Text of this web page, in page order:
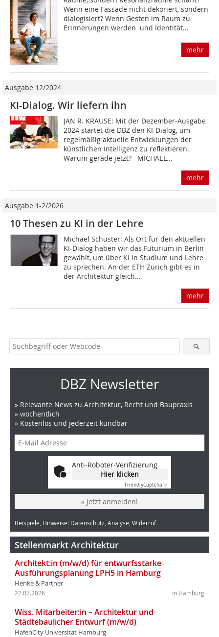
Wenn eine Fassade nicht dekoriert, sondern
dialogisiert? Wenn Gesten im Raum zu
Erinnerungen werden  und Identität...
mehr
Ausgabe 12/2024
KI-Dialog. Wir liefern ihn
JAN R. KRAUSE: Mit der Dezember-Ausgabe
2024 startet die DBZ den KI-Dialog, um
regelmäßig aktuelle Entwicklungen der
künstlichen Intelligenz zu reflektieren.
Warum gerade jetzt? MICHAEL...
mehr
Ausgabe 1-2/2026
10 Thesen zu KI in der Lehre
Michael Schuster: Als Ort für den aktuellen
KI-Dialog haben wir das Futurium in Berlin
gewählt, um über KI in Studium und Lehre
zu sprechen. An der ETH Zürich gibt es in
der Architektur gleich...
mehr
DBZ Newsletter
» Relevante News zu Architektur, Recht und Baupraxis
» wöchentlich
» Kostenlos und jederzeit kündbar
Anti-Roboter-Verifizierung
Hier klicken
FriendlyCaptcha ⇗
» Jetzt anmelden!
Beispiele, Hinweise: Datenschutz, Analyse, Widerruf
Stellenmarkt Architektur
Architekt:in (m/w/d) für entwurfsstarke
Ausführungsplanung LPH5 in Hamburg
Henke & Partner
in Hamburg
22.07.2026
Wiss. Mitarbeiter:in – Architektur und
Städtebaulicher Entwurf (m/w/d)
HafenCity Universität Hamburg